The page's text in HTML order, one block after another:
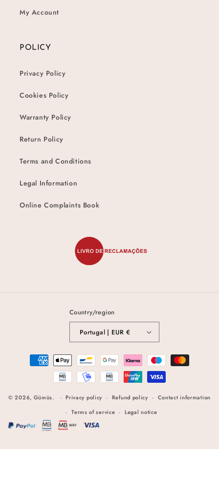
My Account
POLICY
Privacy Policy
Cookies Policy
Warranty Policy
Return Policy
Terms and Conditions
Legal Information
Online Complaints Book
Country/region
Portugal | EUR €
Payment
methods
© 2026, Gümüs. Privacy policy Refund policy
Contact information
Terms of service
Legal notice